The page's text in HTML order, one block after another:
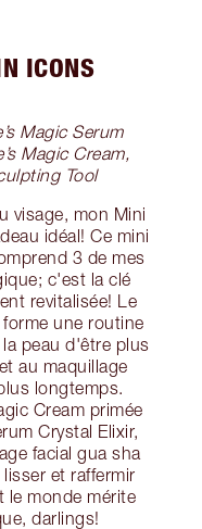
ICONS
Magic Serum
Magic Cream,
Tool
visage, mon Mini
idéal! Ce mini
3 de mes
c'est la clé
revitalisée! Le
une routine
peau d'être plus
au maquillage
longtemps.
Cream primée
Crystal Elixir,
facial gua sha
et raffermir
le monde mérite
darlings!